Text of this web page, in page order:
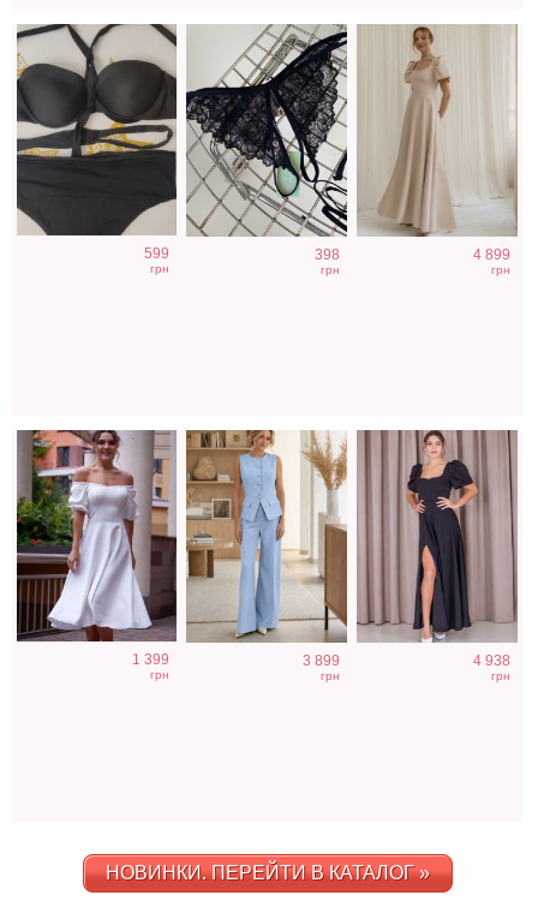
599
грн
398
грн
4 899
грн
Коктейльное
классическое
белое платье
1 399
грн
Нарядный
голубой костюм
3 899
грн
Элегантное
длинное черное
4 938
грн
НОВИНКИ. ПЕРЕЙТИ В КАТАЛОГ »